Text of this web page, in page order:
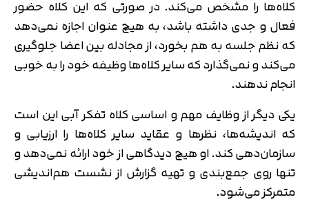
کلاه‌ها را مشخص می‌کند. در صورتی که این کلاه حضور
فعال و جدی داشته باشد، به هیچ عنوان اجازه نمی‌دهد
که نظم جلسه به هم بخورد، از مجادله بین اعضا جلوگیری
می‌کند و نمی‌گذارد که سایر کلاه‌ها وظیفه خود را به خوبی
انجام ندهند.
یکی دیگر از وظایف مهم و اساسی کلاه تفکر آبی این است
که اندیشه‌ها، نظرها و عقاید سایر کلاه‌ها را ارزیابی و
سازمان‌دهی کند. او هیچ دیدگاهی از خود ارائه نمی‌دهد و
تنها روی جمع‌بندی و تهیه گزارش از نشست هم‌اندیشی
متمرکز می‌شود.